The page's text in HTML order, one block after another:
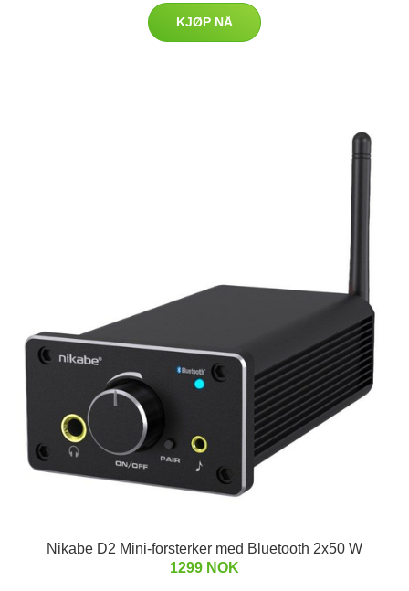
KJØP NÅ
Nikabe D2 Mini-forsterker med Bluetooth 2x50 W
1299 NOK